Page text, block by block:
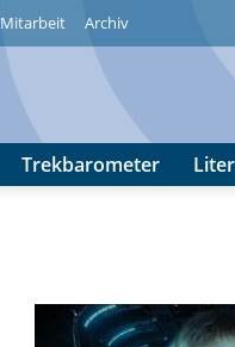
Mitarbeit Archiv
Trekbarometer